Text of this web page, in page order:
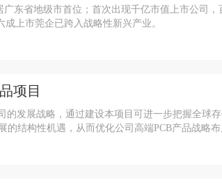
东省地级市首位；首次出现千亿市值上市公司，
上市莞企已跨入战略性新兴产业。
项目
发展战略，通过建设本项目可进一步把握全球
结构性机遇，从而优化公司高端PCB产品战略布